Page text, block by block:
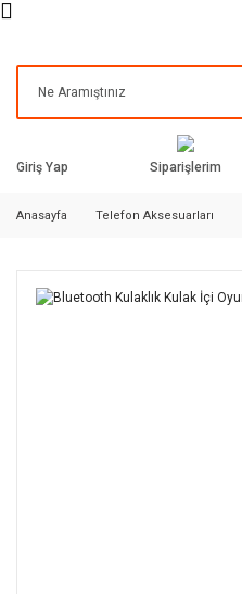
Giriş Yap Siparişlerim
Anasayfa Telefon Aksesuarları